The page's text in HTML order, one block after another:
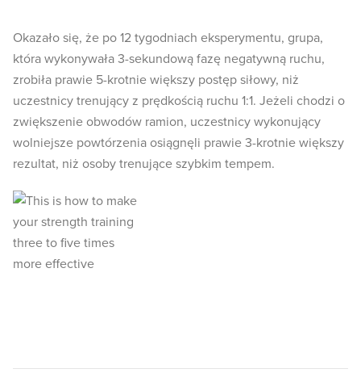
Okazało się, że po 12 tygodniach eksperymentu, grupa,
która wykonywała 3-sekundową fazę negatywną ruchu,
zrobiła prawie 5-krotnie większy postęp siłowy, niż
uczestnicy trenujący z prędkością ruchu 1:1. Jeżeli chodzi o
zwiększenie obwodów ramion, uczestnicy wykonujący
wolniejsze powtórzenia osiągnęli prawie 3-krotnie większy
rezultat, niż osoby trenujące szybkim tempem.